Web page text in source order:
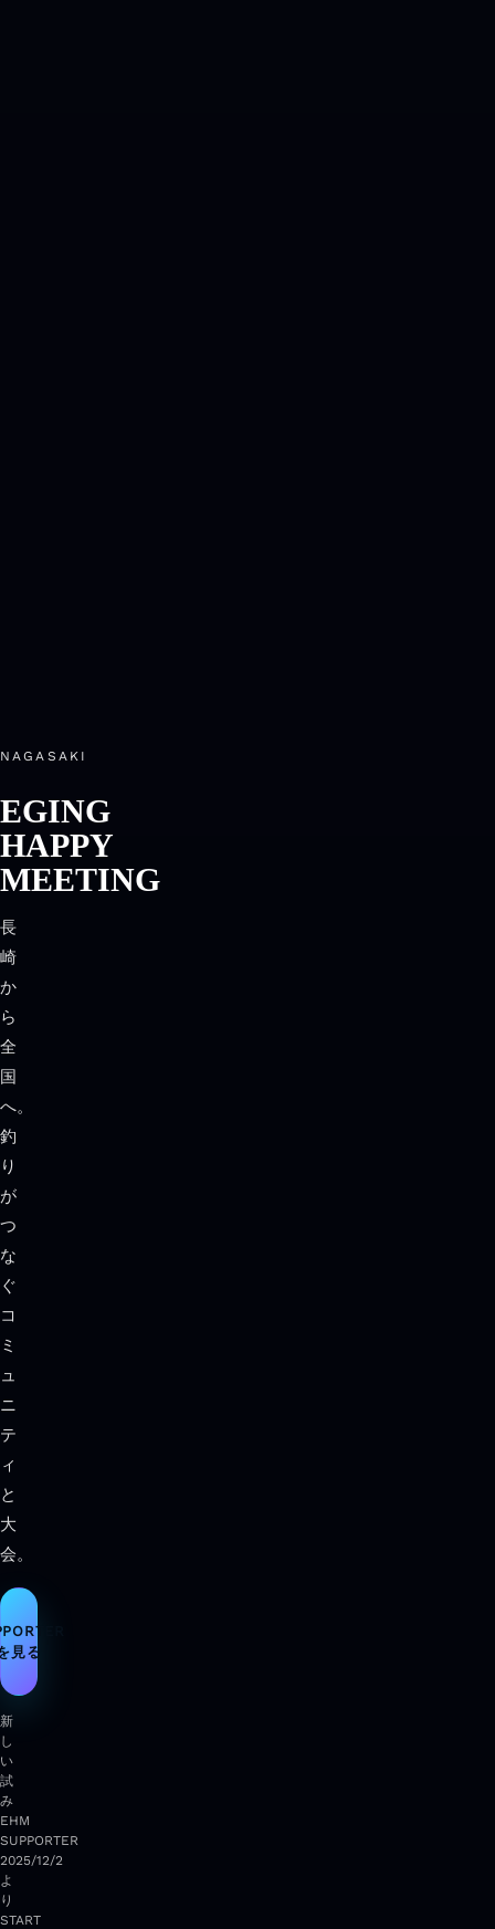
NAGASAKI
EGING
HAPPY
MEETING
長
崎
か
ら
全
国
へ。
釣
り
が
つ
な
ぐ
コ
ミ
ュ
ニ
テ
ィ
と
大
会。
見る
新
し
い
試
み
EHM
SUPPORTER
2025/12/2
よ
り
START